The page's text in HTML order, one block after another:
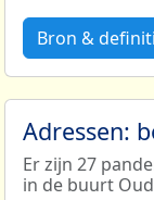
Bron &
Adressen:
Er zijn 27
in de buurt